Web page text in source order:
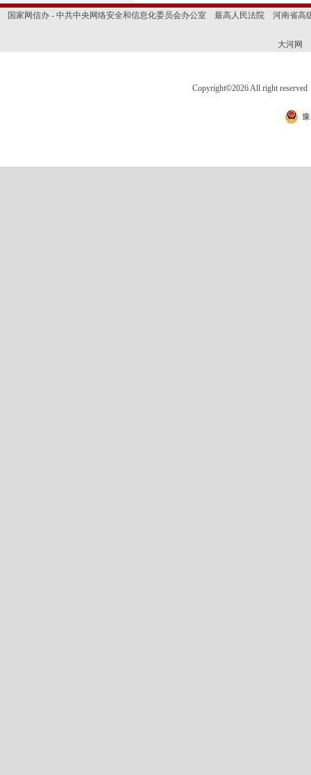
国家网信办 - 中共中央网络安全和信息化委员会办公室 最高人民法院 河南省高
大河网
Copyright©2026 All right